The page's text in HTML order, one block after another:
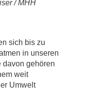
/ MHH
sich bis zu
in unseren
davon gehören
weit
Umwelt